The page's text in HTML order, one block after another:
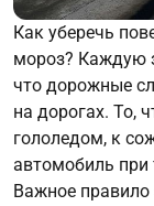
Как уберечь
мороз? Каждую
что дорожные
на дорогах. То,
гололедом, к
автомобиль при
Важное